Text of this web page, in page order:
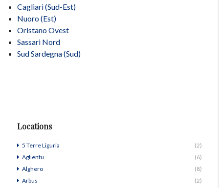
Cagliari (Sud-Est)
Nuoro (Est)
Oristano Ovest
Sassari Nord
Sud Sardegna (Sud)
Locations
5 Terre Liguria
(2)
Aglientu
(6)
Alghero
(8)
Arbus
(2)